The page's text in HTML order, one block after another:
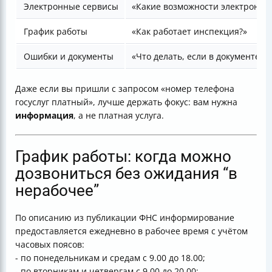
Электронные сервисы «Какие возможности
График работы «Как работает инспекция?»
Ошибки и документы «Что делать, если в документе
Даже если вы пришли с запросом «номер телефона
госуслуг платный», лучше держать фокус: вам нужна
информация, а не платная услуга.
График работы: когда можно
дозвониться без ожидания “в
нерабочее”
По описанию из публикации ФНС информирование
предоставляется ежедневно в рабочее время с учётом
часовых поясов:
- по понедельникам и средам с 9.00 до 18.00;